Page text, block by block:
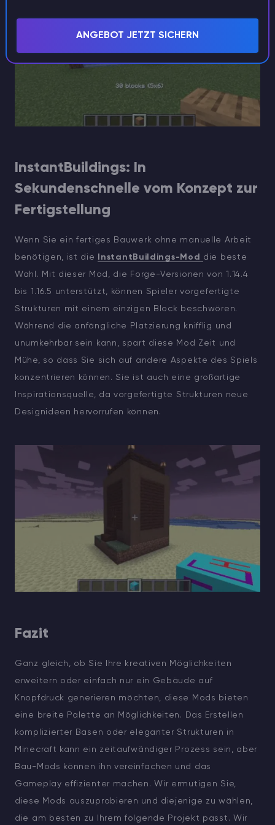
InstantBuildings: In
Sekundenschnelle vom Konzept zur
Fertigstellung
Wenn Sie ein fertiges Bauwerk ohne manuelle Arbeit
benötigen, ist die
InstantBuildings-Mod
die beste
Wahl. Mit dieser Mod, die Forge-Versionen von 1.14.4
bis 1.16.5 unterstützt, können Spieler vorgefertigte
Strukturen mit einem einzigen Block beschwören.
Während die anfängliche Platzierung knifflig und
unumkehrbar sein kann, spart diese Mod Zeit und
Mühe, so dass Sie sich auf andere Aspekte des Spiels
konzentrieren können. Sie ist auch eine großartige
Inspirationsquelle, da vorgefertigte Strukturen neue
Designideen hervorrufen können.
Fazit
Ganz gleich, ob Sie Ihre kreativen Möglichkeiten
erweitern oder einfach nur ein Gebäude auf
Knopfdruck generieren möchten, diese Mods bieten
eine breite Palette an Möglichkeiten. Das Erstellen
komplizierter Basen oder eleganter Strukturen in
Minecraft kann ein zeitaufwändiger Prozess sein, aber
Bau-Mods können ihn vereinfachen und das
Gameplay effizienter machen. Wir ermutigen Sie,
diese Mods auszuprobieren und diejenige zu wählen,
die am besten zu Ihrem folgende Projekt passt. Wir
ANGEBOT JETZT SICHERN